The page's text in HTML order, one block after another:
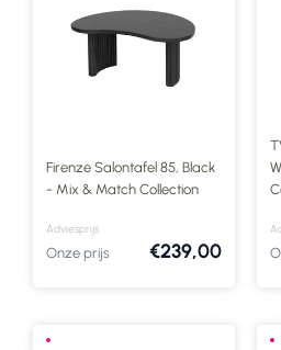
Firenze Salontafel 85, Black
- Mix & Match Collection
Adviesprijs
Onze prijs €239,00